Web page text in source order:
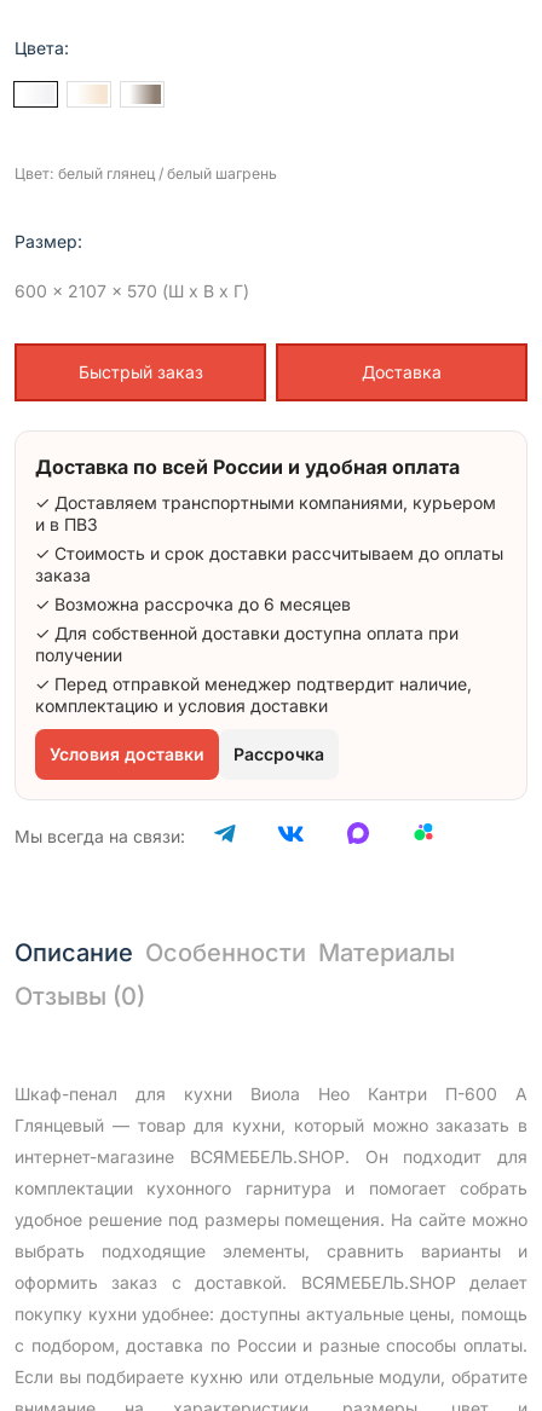
Цвета:
Цвет: белый глянец / белый шагрень
Размер:
600 x 2107 x 570 (Ш x В x Г)
Быстрый заказ Доставка
Доставка по всей России и удобная оплата
✓ Доставляем транспортными компаниями, курьером
и в ПВЗ
✓ Стоимость и срок доставки рассчитываем до оплаты
заказа
✓ Возможна рассрочка до 6 месяцев
✓ Для собственной доставки доступна оплата при
получении
✓ Перед отправкой менеджер подтвердит наличие,
комплектацию и условия доставки
Условия доставки Рассрочка
Мы всегда на связи:
Описание Особенности Материалы
Отзывы (0)
Шкаф-пенал для кухни Виола Нео Кантри П-600 А
Глянцевый — товар для кухни, который можно заказать в
интернет-магазине ВСЯМЕБЕЛЬ.SHOP. Он подходит для
комплектации кухонного гарнитура и помогает собрать
удобное решение под размеры помещения. На сайте можно
выбрать подходящие элементы, сравнить варианты и
оформить заказ с доставкой. ВСЯМЕБЕЛЬ.SHOP делает
покупку кухни удобнее: доступны актуальные цены, помощь
с подбором, доставка по России и разные способы оплаты.
Если вы подбираете кухню или отдельные модули, обратите